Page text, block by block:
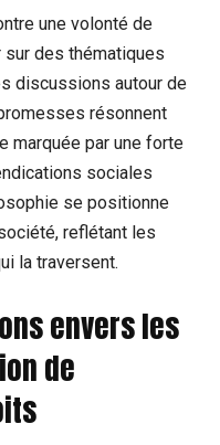
une volonté de
sur des thématiques
discussions autour de
résonnent
marquée par une forte
sociales
se positionne
reflétant les
la traversent.
envers les
de